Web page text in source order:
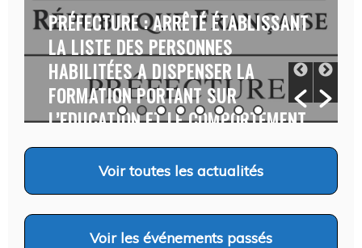
PRÉFECTURE : ARRÊTÉ ÉTABLISSANT
LA LISTE DES PERSONNES
HABILITÉES A DISPENSER LA
FORMATION PORTANT SUR
L’EDUCATION ET LE COMPORTEMENT
CANINS…
Auteur Christel DAUZAT/ 6 août 2026
Voirtoutes les actualités
Voir les événements passés